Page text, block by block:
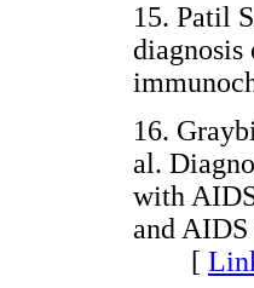
15. Patil
diagnosis
16.
al.
with
and
[